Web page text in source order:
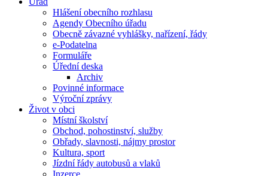
Hlášení obecního rozhlasu
Agendy Obecního úřadu
Obecně závazné vyhlášky, nařízení, řády
e-Podatelna
Formuláře
Úřední deska
Archiv
Povinné informace
Výroční zprávy
Život v obci
Místní školství
Obchod, pohostinství, služby
Obřady, slavnosti, nájmy prostor
Kultura, sport
Jízdní řády autobusů a vlaků
Inzerce